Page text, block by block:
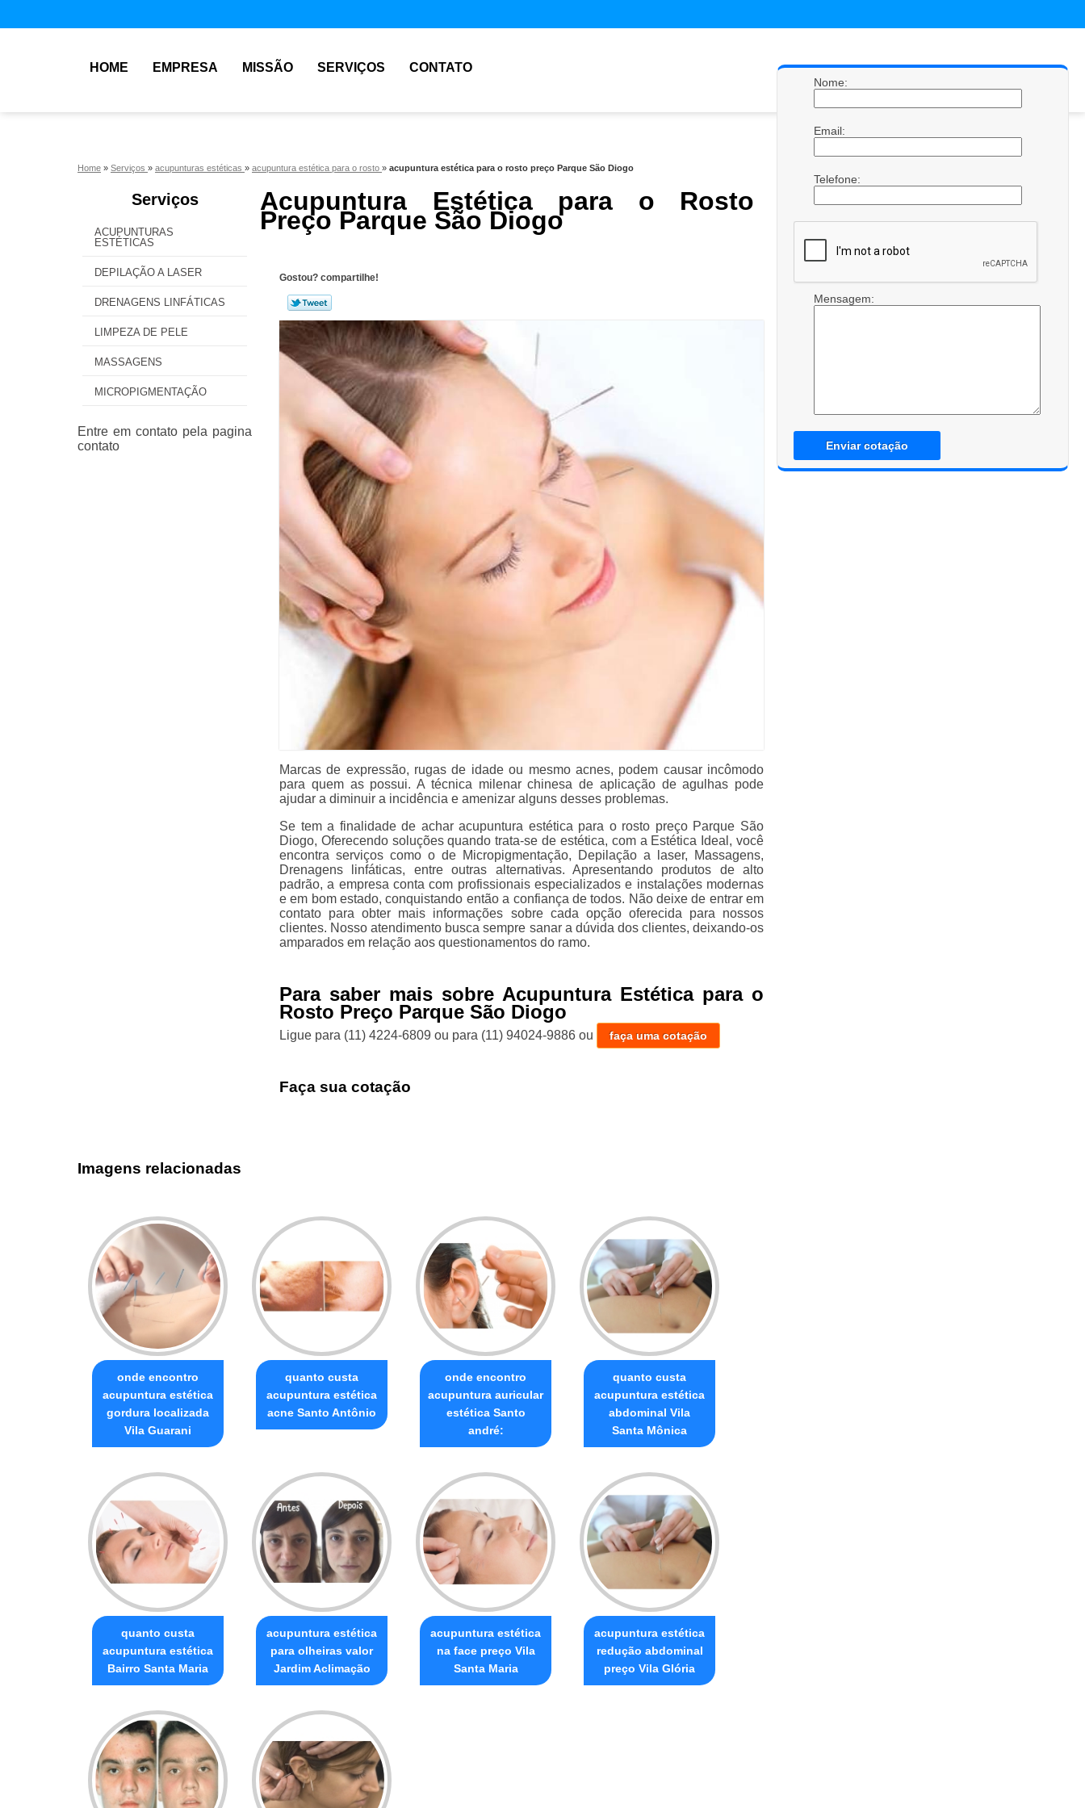
HOME EMPRESA MISSÃO SERVIÇOS CONTATO
Home » Serviços » acupunturas estéticas » acupuntura estética para o rosto » acupuntura estética para o rosto preço Parque São Diogo
Serviços
ACUPUNTURAS
ESTÉTICAS
DEPILAÇÃO A LASER
DRENAGENS LINFÁTICAS
LIMPEZA DE PELE
MASSAGENS
MICROPIGMENTAÇÃO
Acupuntura Estética para o Rosto
Preço Parque São Diogo
Gostou? compartilhe!
Marcas de expressão, rugas de idade ou mesmo acnes, podem causar incômodo
para quem as possui. A técnica milenar chinesa de aplicação de agulhas pode
ajudar a diminuir a incidência e amenizar alguns desses problemas.
Se tem a finalidade de achar acupuntura estética para o rosto preço Parque São
Diogo, Oferecendo soluções quando trata-se de estética, com a Estética Ideal, você
encontra serviços como o de Micropigmentação, Depilação a laser, Massagens,
Drenagens linfáticas, entre outras alternativas. Apresentando produtos de alto
padrão, a empresa conta com profissionais especializados e instalações modernas
e em bom estado, conquistando então a confiança de todos. Não deixe de entrar em
contato para obter mais informações sobre cada opção oferecida para nossos
clientes. Nosso atendimento busca sempre sanar a dúvida dos clientes, deixando-os
amparados em relação aos questionamentos do ramo.
Para saber mais sobre Acupuntura Estética para o
Rosto Preço Parque São Diogo
Ligue para (11) 4224-6809 ou para (11) 94024-9886 ou faça uma cotação
Faça sua cotação
Nome:
Email:
Telefone:
Mensagem:
Enviar cotação
Imagens relacionadas
onde encontro
acupuntura estética
gordura localizada
Vila Guarani
quanto custa
acupuntura estética
acne Santo Antônio
onde encontro
acupuntura auricular
estética Santo
andré:
quanto custa
acupuntura estética
abdominal Vila
Santa Mônica
quanto custa
acupuntura estética
Bairro Santa Maria
acupuntura estética
para olheiras valor
Jardim Aclimação
acupuntura estética
na face preço Vila
Santa Maria
acupuntura estética
redução abdominal
preço Vila Glória